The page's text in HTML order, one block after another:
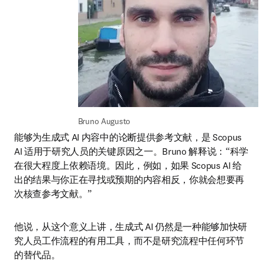
Bruno Augusto
能够为生成式 AI 内容中的论断提供参考文献，是 Scopus
AI 适用于研究人员的关键原因之一。Bruno 解释说：“科学
在很大程度上依赖语境。因此，例如，如果 Scopus AI 给
出的结果与你正在寻找或预期的内容相反，你就会想要再
次核查参考文献。”
他说，从这个意义上讲，生成式 AI 仍然是一种能够加快研
究人员工作流程的有用工具，而不是研究流程中任何环节
的替代品。